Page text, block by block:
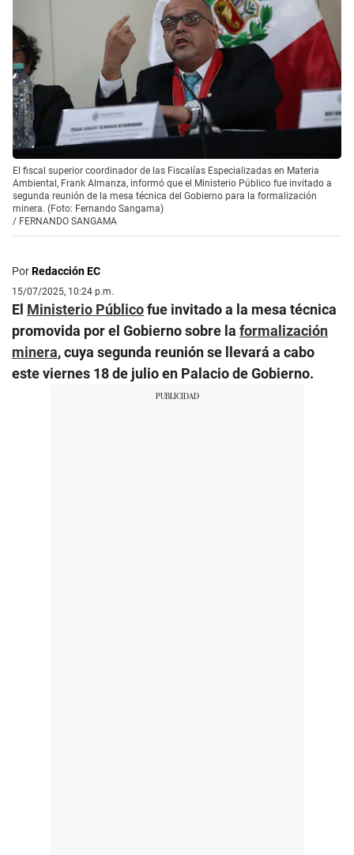
El fiscal superior coordinador de las Fiscalías Especializadas en Materia
Ambiental, Frank Almanza, informó que el Ministerio Público fue invitado a
segunda reunión de la mesa técnica del Gobierno para la formalización
minera. (Foto: Fernando Sangama)
/ FERNANDO SANGAMA
PorRedacción EC
15/07/2025, 10:24 p.m.
El Ministerio Públicofue invitado a la mesa técnica
promovida por el Gobierno sobre la formalización
minera, cuya segunda reunión se llevará a cabo
este viernes 18 de julio en Palacio de Gobierno.